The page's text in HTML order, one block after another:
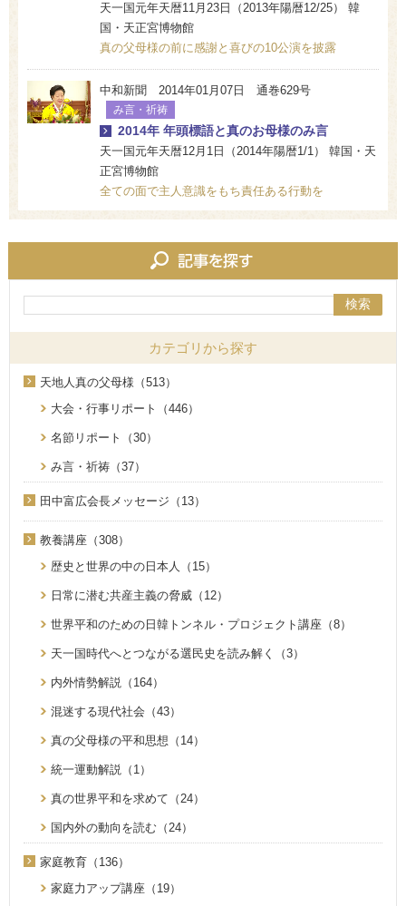
天一国元年天暦11月23日（2013年陽暦12/25） 韓
国・天正宮博物館
真の父母様の前に感謝と喜びの10公演を披露
中和新聞 2014年01月07日 通巻629号
み言・祈祷
2014年 年頭標語と真のお母様のみ言
天一国元年天暦12月1日（2014年陽暦1/1） 韓国・天
正宮博物館
全ての面で主人意識をもち責任ある行動を
検索
カテゴリから探す
天地人真の父母様（513）
大会・行事リポート（446）
名節リポート（30）
み言・祈祷（37）
田中富広会長メッセージ（13）
教養講座（308）
歴史と世界の中の日本人（15）
日常に潜む共産主義の脅威（12）
世界平和のための日韓トンネル・プロジェクト講座（8）
天一国時代へとつながる選民史を読み解く（3）
内外情勢解説（164）
混迷する現代社会（43）
真の父母様の平和思想（14）
統一運動解説（1）
真の世界平和を求めて（24）
国内外の動向を読む（24）
家庭教育（136）
家庭力アップ講座（19）